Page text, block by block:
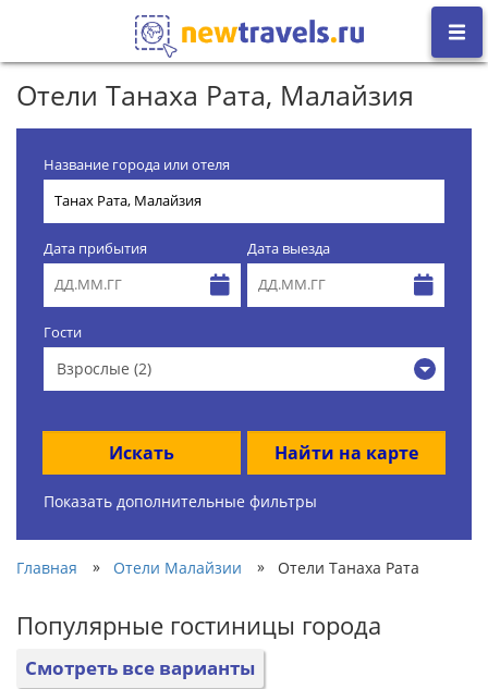
Отели Танаха Рата, Малайзия
Название города или отеля
Дата прибытия Дата выезда
Гости
Взрослые (2)
Искать Найти на карте
Показать дополнительные фильтры
Главная » Отели Малайзии » Отели Танаха Рата
Популярные гостиницы города
Смотреть все варианты